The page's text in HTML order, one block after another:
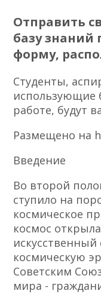
Отправить
базу знаний
форму,
Студенты,
использующие
работе, будут
Размещено на
Введение
Во второй
ступило на
космическое
космос
космическую
Советским
мира -